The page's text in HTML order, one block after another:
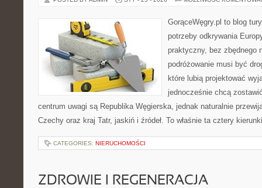
GorąceWęgry.pl to blog
potrzeby odkrywania
praktyczny, bez zbędnego
podróżowanie musi być
które lubią projektować
jednocześnie chcą
centrum uwagi są Republika Węgierska, jednak naturalnie
Czechy oraz kraj Tatr, jaskiń i źródeł. To właśnie ta cztery
CATEGORIES: NIERUCHOMOŚCI
ZDROWIE I REGENERACJA